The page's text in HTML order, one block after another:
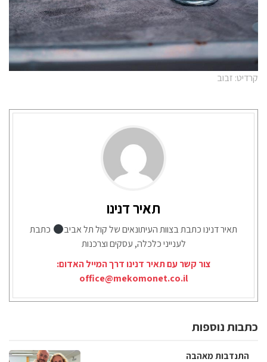
קרדיט: זבוב
תאיר דנינו
תאיר דנינו כתבת בצוות העיתונאים של קול תל אביב
כתבת
לענייני כלכלה, עסקים וצרכנות
צור קשר עם תאיר דנינו דרך המייל האדום:
office@mekomonet.co.il
כתבות נוספות
התנדבות מאהבה